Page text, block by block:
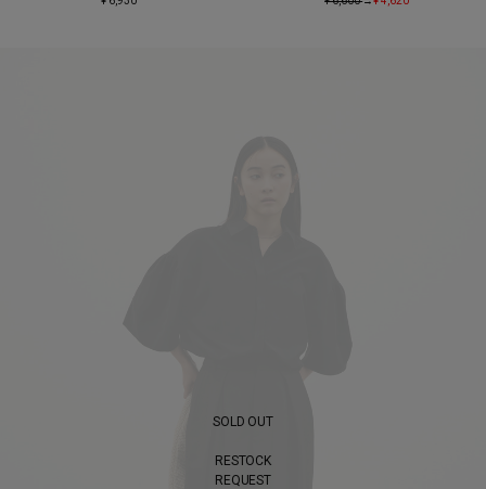
SOLD OUT
RESTOCK
REQUEST